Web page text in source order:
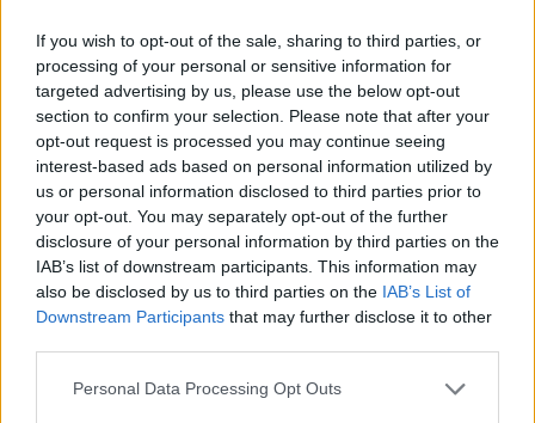
If you wish to opt-out of the sale, sharing to third parties, or
processing of your personal or sensitive information for
targeted advertising by us, please use the below opt-out
section to confirm your selection. Please note that after your
opt-out request is processed you may continue seeing
interest-based ads based on personal information utilized by
us or personal information disclosed to third parties prior to
your opt-out. You may separately opt-out of the further
disclosure of your personal information by third parties on the
IAB’s list of downstream participants. This information may
also be disclosed by us to third parties on the IAB’s List of
Downstream Participants that may further disclose it to other
Personal Data Processing Opt Outs